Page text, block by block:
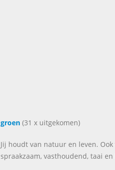
groen(31 x uitgekomen)
Jij houdt van natuur en leven.
spraakzaam, vasthoudend, taai